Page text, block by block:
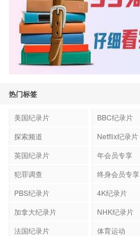
热门标签
美国纪录片 BBC纪录片
探索频道
Netflix纪录片
英国纪录片
年会员专享
犯罪调查
终身会员专享
PBS纪录片
4K纪录片
加拿大纪录片
NHK纪录片
法国纪录片
体育运动